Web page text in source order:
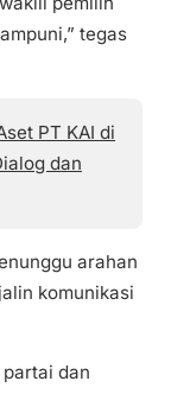
tegas
PT KAI di
dan
arahan
komunikasi
dan